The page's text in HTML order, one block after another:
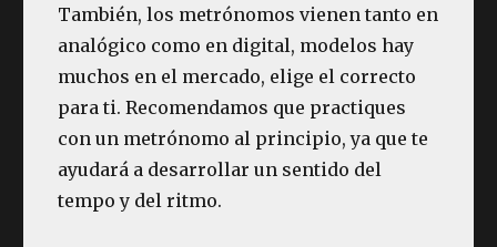
También, los metrónomos vienen tanto en
analógico como en digital, modelos hay
muchos en el mercado, elige el correcto
para ti. Recomendamos que practiques
con un metrónomo al principio, ya que te
ayudará a desarrollar un sentido del
tempo y del ritmo.